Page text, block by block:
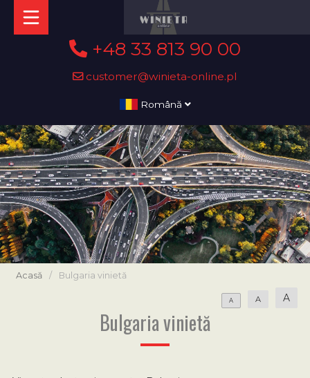
+48 33 813 90 00
customer@winieta-online.pl
Română
Acasă / Bulgaria vinietă
A A A
Bulgaria vinietă